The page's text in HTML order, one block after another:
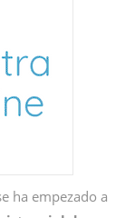
ha empezado a